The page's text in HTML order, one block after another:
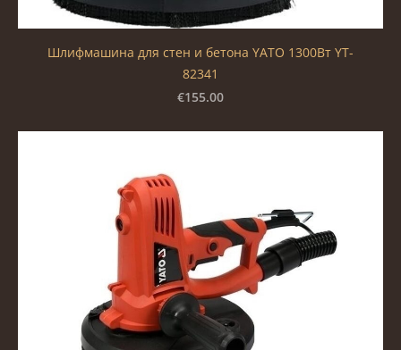
Шлифмашина для стен и бетона YATO 1300Вт YT-
82341
€155.00